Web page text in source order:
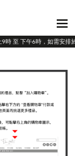
至 下午6時，如需安排